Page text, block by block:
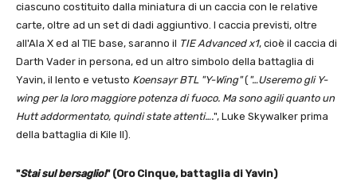
ciascuno costituito dalla miniatura di un caccia con le relative
carte, oltre ad un set di dadi aggiuntivo. I caccia previsti, oltre
all'Ala X ed al TIE base, saranno il TIE Advanced x1, cioè il caccia di
Darth Vader in persona, ed un altro simbolo della battaglia di
Yavin, il lento e vetusto Koensayr BTL "Y-Wing"("…Useremo gli Y-
wing per la loro maggiore potenza di fuoco. Ma sono agili quanto un
Hutt addormentato, quindi state attenti….", Luke Skywalker prima
della battaglia di Kile II).
"Stai sul bersaglio!" (Oro Cinque, battaglia di Yavin)